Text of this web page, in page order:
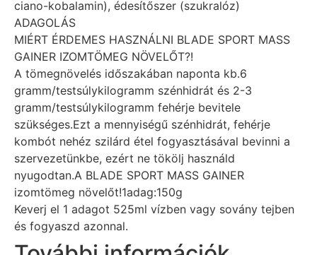
ciano-kobalamin), édesítőszer (szukralóz)
ADAGOLÁS
MIÉRT ÉRDEMES HASZNÁLNI BLADE SPORT MASS
GAINER IZOMTÖMEG NÖVELŐT?!
A tömegnövelés időszakában naponta kb.6
gramm/testsúlykilogramm szénhidrát és 2-3
gramm/testsúlykilogramm fehérje bevitele
szükséges.Ezt a mennyiségű szénhidrát, fehérje
kombót nehéz szilárd étel fogyasztásával bevinni a
szervezetünkbe, ezért ne tökölj használd
nyugodtan.A BLADE SPORT MASS GAINER
izomtömeg növelőt!1adag:150g
Keverj el 1 adagot 525ml vízben vagy sovány tejben
és fogyaszd azonnal.